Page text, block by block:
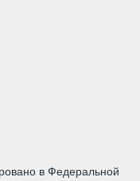
в Федеральной